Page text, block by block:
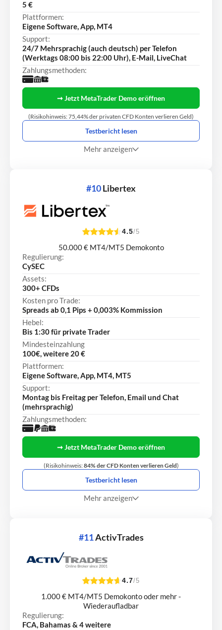
5 €
Plattformen:
Eigene Software, App, MT4
Support:
24/7 Mehrsprachig (auch deutsch) per Telefon
(Werktags 08:00 bis 22:00 Uhr), E-Mail, LiveChat
Zahlungsmethoden:
➞ Jetzt MetaTrader Demo eröffnen
(Risikohinweis: 75,44% der privaten CFD Konten verlieren Geld)
Testbericht lesen
Mehr anzeigen
#10Libertex
4.5/5
50.000 € MT4/MT5 Demokonto
Regulierung:
CySEC
Assets:
300+ CFDs
Kosten pro Trade:
Spreads ab 0,1 Pips + 0,003% Kommission
Hebel:
Bis 1:30 für private Trader
Mindesteinzahlung
100€, weitere 20 €
Plattformen:
Eigene Software, App, MT4, MT5
Support:
Montag bis Freitag per Telefon, Email und Chat
(mehrsprachig)
Zahlungsmethoden:
➞ Jetzt MetaTrader Demo eröffnen
(Risikohinweis:84% der CFD Konten verlieren Geld)
Testbericht lesen
Mehr anzeigen
#11ActivTrades
4.7/5
1.000 € MT4/MT5 Demokonto oder mehr -
Wiederaufladbar
Regulierung:
FCA, Bahamas & 4 weitere